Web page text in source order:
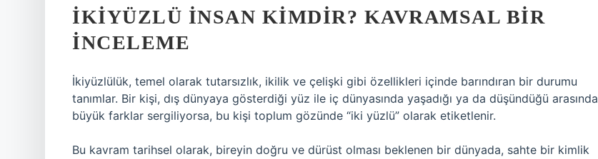
İKIYÜZLÜ İNSAN KIMDIR? KAVRAMSAL BIR
İNCELEME
İkiyüzlülük, temel olarak tutarsızlık, ikilik ve çelişki gibi özellikleri içinde barındıran bir durumu
tanımlar. Bir kişi, dış dünyaya gösterdiği yüz ile iç dünyasında yaşadığı ya da düşündüğü arasında
büyük farklar sergiliyorsa, bu kişi toplum gözünde “iki yüzlü” olarak etiketlenir.
Bu kavram tarihsel olarak, bireyin doğru ve dürüst olması beklenen bir dünyada, sahte bir kimlik